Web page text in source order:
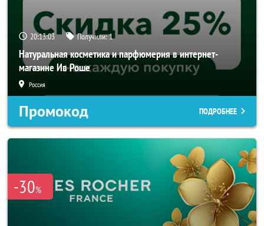
20:13:02 Получили:1
Натуральная косметика и парфюмерия в интернет-
магазине Ив Роше
Россия
Промокод ПОДРОБНЕЕ
-30%